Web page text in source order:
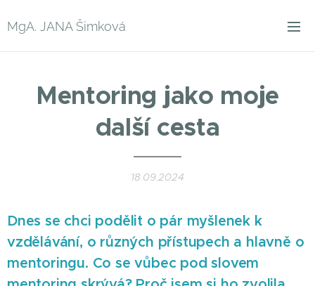
MgA. JANA Šimková
Mentoring jako moje
další cesta
18.09.2024
Dnes se chci podělit o pár myšlenek k
vzdělávání, o různých přístupech a hlavně o
mentoringu. Co se vůbec pod slovem